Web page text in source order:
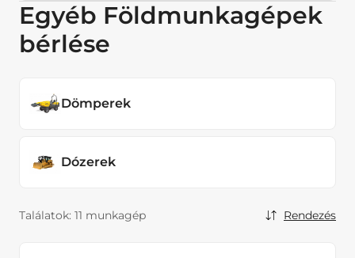
Termékkategóriák
Egyéb Földmunkagépek
Dózerek
Áramfejlesztők
Egyéb Földmunkagépek
bérlése
Dömperek
Dózerek
Találatok: 11 munkagép Rendezés